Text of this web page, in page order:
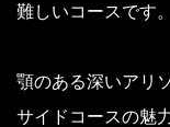
難しいコースです。
顎のある深いアリ
サイドコースの魅